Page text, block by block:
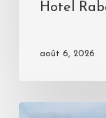
Hotel
août 6, 2026